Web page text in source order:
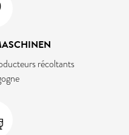
récoltants